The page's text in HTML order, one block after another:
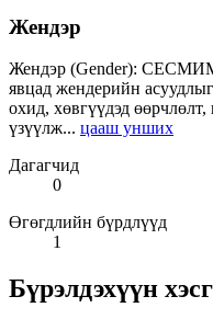
Жендэр
Жендэр (Gender): СЕСМИМ
явцад жендерийн
охид, хөвгүүдэд
үзүүлж... цааш унших
Дагагчид
0
Өгөгдлийн бүрдлүүд
1
Бүрэлдэхүүн